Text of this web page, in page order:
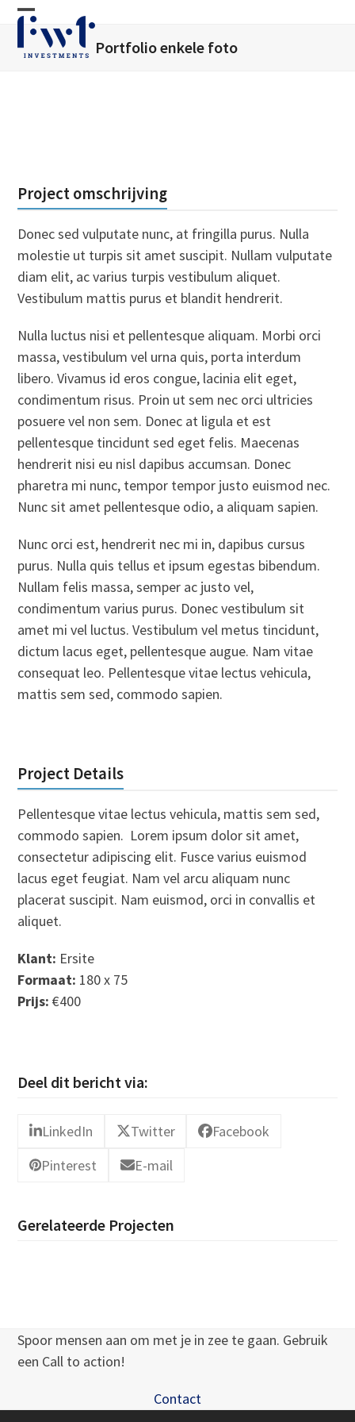
Skip
content
Open
mobile
Close
mobile
Portfolio enkele foto
Project omschrijving
Donec sed vulputate nunc, at fringilla purus. Nulla
molestie ut turpis sit amet suscipit. Nullam vulputate
diam elit, ac varius turpis vestibulum aliquet.
Vestibulum mattis purus et blandit hendrerit.
Nulla luctus nisi et pellentesque aliquam. Morbi orci
massa, vestibulum vel urna quis, porta interdum
libero. Vivamus id eros congue, lacinia elit eget,
condimentum risus. Proin ut sem nec orci ultricies
posuere vel non sem. Donec at ligula et est
pellentesque tincidunt sed eget felis. Maecenas
hendrerit nisi eu nisl dapibus accumsan. Donec
pharetra mi nunc, tempor tempor justo euismod nec.
Nunc sit amet pellentesque odio, a aliquam sapien.
Nunc orci est, hendrerit nec mi in, dapibus cursus
purus. Nulla quis tellus et ipsum egestas bibendum.
Nullam felis massa, semper ac justo vel,
condimentum varius purus. Donec vestibulum sit
amet mi vel luctus. Vestibulum vel metus tincidunt,
dictum lacus eget, pellentesque augue. Nam vitae
consequat leo. Pellentesque vitae lectus vehicula,
mattis sem sed, commodo sapien.
Project Details
Pellentesque vitae lectus vehicula, mattis sem sed,
commodo sapien. Lorem ipsum dolor sit amet,
consectetur adipiscing elit. Fusce varius euismod
lacus eget feugiat. Nam vel arcu aliquam nunc
placerat suscipit. Nam euismod, orci in convallis et
aliquet.
Klant: Ersite
Formaat: 180 x 75
Prijs: €400
Deel dit bericht via:
LinkedIn Twitter
Facebook
Pinterest
E-mail
Gerelateerde Projecten
Spoor mensen aan om met je in zee te gaan. Gebruik
een Call to action!
Contact